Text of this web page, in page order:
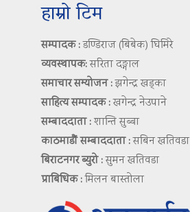
हाम्रो टिम
सम्पादक :डण्डिराज (बिबेक) घिमिरे
व्यवस्थापक:सरिता दङ्गाल
समाचार सम्योजन :झगेन्द्र खड्का
साहित्य सम्पादक :खगेन्द्र नेउपाने
सम्बाददाता :शान्ति सुब्बा
काठमाडौं सम्बाददाता :सबिन खतिवडा
बिराटनगर ब्युरो :सुमन खतिवडा
प्राबिधिक :मिलन बास्तोला